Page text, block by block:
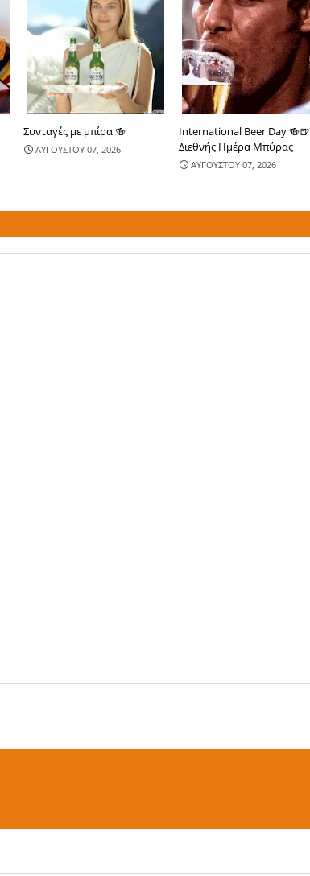
Συνταγές με μπίρα 🍻
ΑΥΓΟΥΣΤΟΥ 07, 2026
International Beer Day 🍻🍺
Διεθνής Ημέρα Μπύρας
ΑΥΓΟΥΣΤΟΥ 07, 2026